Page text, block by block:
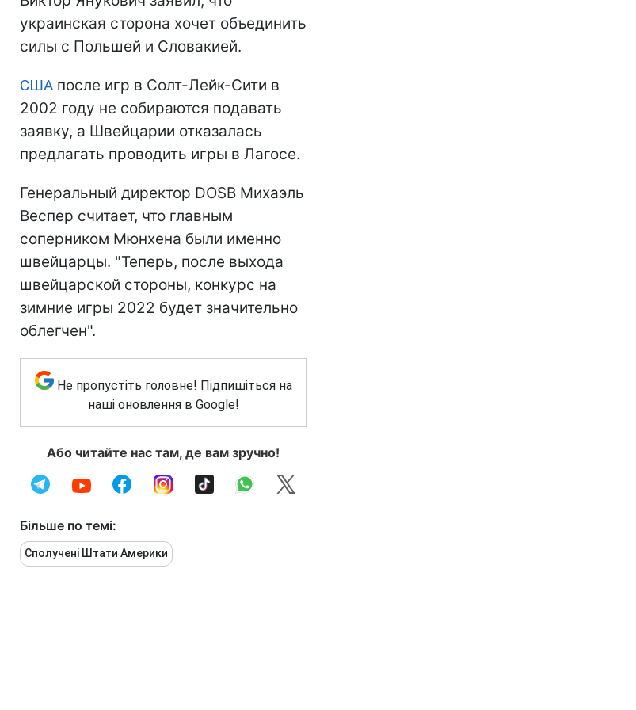
украинская сторона хочет объединить
силы с Польшей и Словакией.
США после игр в Солт-Лейк-Сити в
2002 году не собираются подавать
заявку, а Швейцарии отказалась
предлагать проводить игры в Лагосе.
Генеральный директор DOSB Михаэль
Веспер считает, что главным
соперником Мюнхена были именно
швейцарцы. "Теперь, после выхода
швейцарской стороны, конкурс на
зимние игры 2022 будет значительно
облегчен".
Не пропустіть головне! Підпишіться на
наші оновлення в Google!
Або читайте нас там, де вам зручно!
Більше по темі:
Сполучені Штати Америки